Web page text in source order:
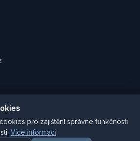
Ochrana osobních údajůCookies
práva vyhrazena. | Vytvořil
pro zajištění správné funkčnosti
Více informací